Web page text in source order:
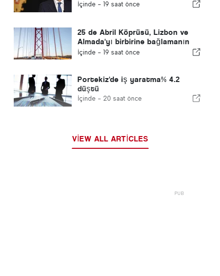
İçinde - 19 saat önce
25 de Abril Köprüsü, Lizbon ve
Almada'yı birbirine bağlamanın
60. yılını kutluyor
İçinde - 19 saat önce
Portekiz'de iş yaratma% 4.2
düştü
İçinde - 20 saat önce
VIEW ALL ARTICLES